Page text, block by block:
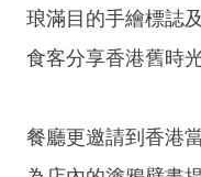
琅滿目的手繪標誌
食客分享香港舊時光
餐廳更邀請到香港